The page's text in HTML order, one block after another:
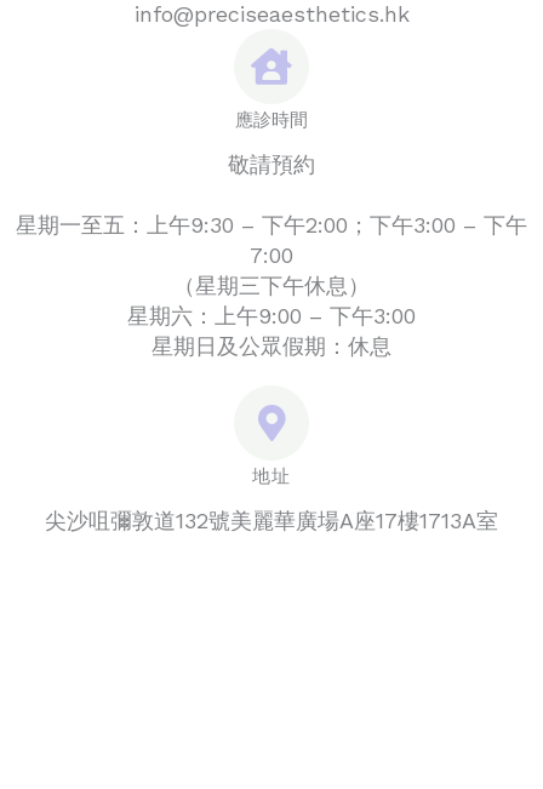
info@preciseaesthetics.hk
應診時間
敬請預約
星期一至五：上午9:30 – 下午2:00；下午3:00 – 下午
7:00
（星期三下午休息）
星期六：上午9:00 – 下午3:00
星期日及公眾假期：休息
地址
尖沙咀彌敦道132號美麗華廣場A座17樓1713A室